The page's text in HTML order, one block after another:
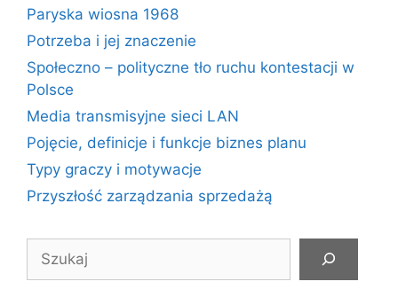
Paryska wiosna 1968
Potrzeba i jej znaczenie
Społeczno – polityczne tło ruchu kontestacji w
Polsce
Media transmisyjne sieci LAN
Pojęcie, definicje i funkcje biznes planu
Typy graczy i motywacje
Przyszłość zarządzania sprzedażą